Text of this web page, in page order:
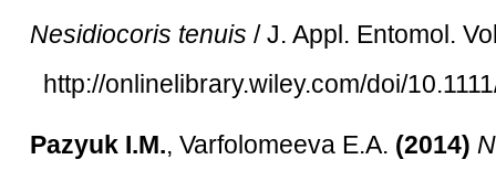
Nesidiocoris tenuis / J. Appl. Entomol.
http://onlinelibrary.wiley.com/doi/
Pazyuk I.M., Varfolomeeva E.A. (2014)